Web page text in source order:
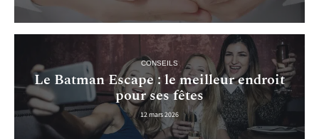
CONSEILS
Le Batman Escape : le meilleur endroit
pour ses fêtes
12 mars 2026